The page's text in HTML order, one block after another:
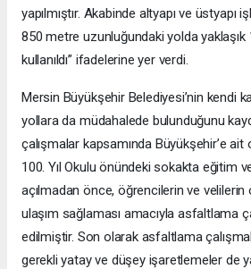
yapılmıştır. Akabinde altyapı ve üstyapı
850 metre uzunluğundaki yolda
kullanıldı” ifadelerine yer verdi.
Mersin Büyükşehir Belediyesi’nin kendi
yollara da müdahalede bulunduğunu
çalışmalar kapsamında Büyükşehir’e
100. Yıl Okulu önündeki sokakta eğitim
açılmadan önce, öğrencilerin ve
ulaşım sağlaması amacıyla asfaltlama
edilmiştir. Son olarak asfaltlama
gerekli yatay ve düşey işaretlemeler de